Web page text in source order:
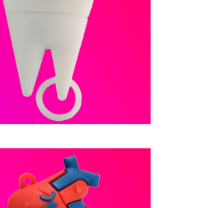
فلش مموری عروسکی -- کد B2